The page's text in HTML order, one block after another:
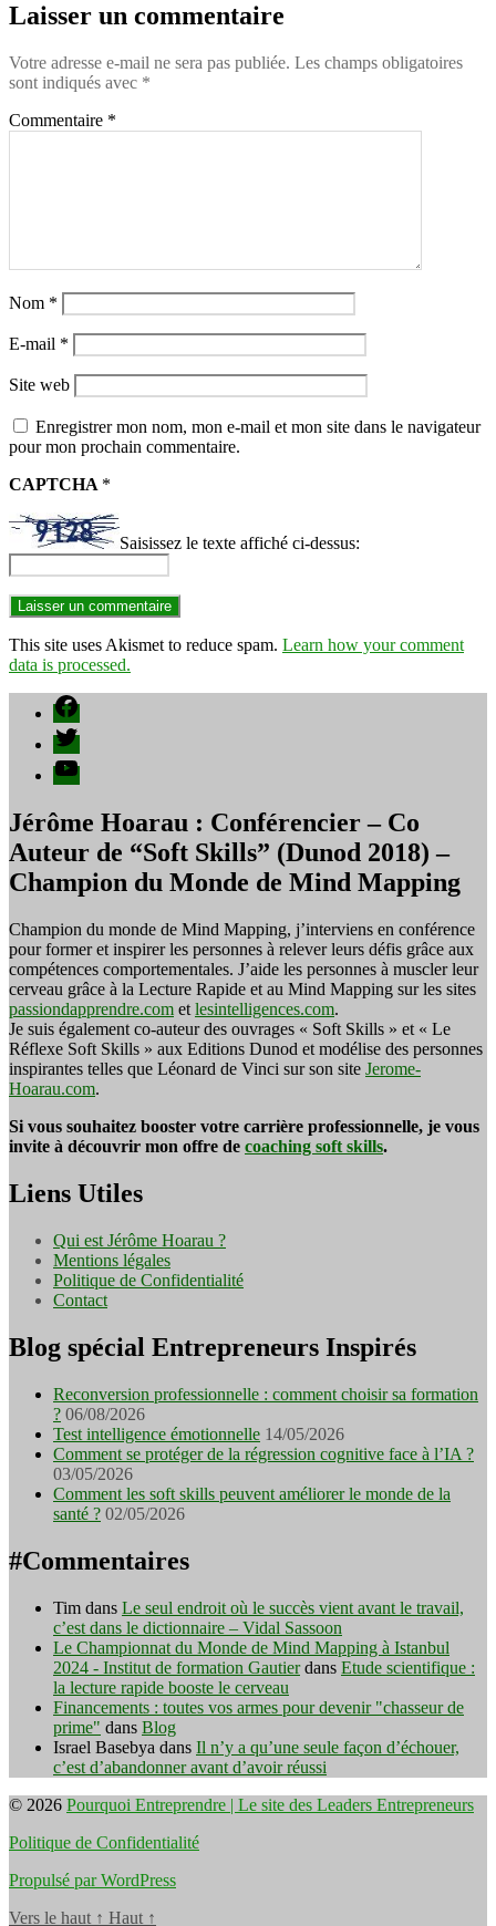
Laisser un commentaire
Votre adresse e-mail ne sera pas publiée. Les champs obligatoires
sont indiqués avec *
Commentaire *
Nom *
E-mail *
Site web
Enregistrer mon nom, mon e-mail et mon site dans le navigateur
pour mon prochain commentaire.
CAPTCHA *
Saisissez le texte affiché ci-dessus:
This site uses Akismet to reduce spam. Learn how your comment
data is processed.
Facebook
Twitter
YouTube
Jérôme Hoarau : Conférencier – Co
Auteur de “Soft Skills” (Dunod 2018) –
Champion du Monde de Mind Mapping
Champion du monde de Mind Mapping, j’interviens en conférence
pour former et inspirer les personnes à relever leurs défis grâce aux
compétences comportementales. J’aide les personnes à muscler leur
cerveau grâce à la Lecture Rapide et au Mind Mapping sur les sites
passiondapprendre.com et lesintelligences.com.
Je suis également co-auteur des ouvrages « Soft Skills » et « Le
Réflexe Soft Skills » aux Editions Dunod et modélise des personnes
inspirantes telles que Léonard de Vinci sur son site Jerome-
Hoarau.com.
Si vous souhaitez booster votre carrière professionnelle, je vous
invite à découvrir mon offre de coaching soft skills.
Liens Utiles
Qui est Jérôme Hoarau ?
Mentions légales
Politique de Confidentialité
Contact
Blog spécial Entrepreneurs Inspirés
Reconversion professionnelle : comment choisir sa formation
? 06/08/2026
Test intelligence émotionnelle 14/05/2026
Comment se protéger de la régression cognitive face à l’IA ?
03/05/2026
Comment les soft skills peuvent améliorer le monde de la
santé ? 02/05/2026
#Commentaires
Tim dans Le seul endroit où le succès vient avant le travail,
c’est dans le dictionnaire – Vidal Sassoon
Le Championnat du Monde de Mind Mapping à Istanbul
2024 - Institut de formation Gautierdans Etude scientifique :
la lecture rapide booste le cerveau
Financements : toutes vos armes pour devenir "chasseur de
prime" dans Blog
Israel Basebya dans Il n’y a qu’une seule façon d’échouer,
c’est d’abandonner avant d’avoir réussi
© 2026 Pourquoi Entreprendre | Le site des Leaders Entrepreneurs
Politique de Confidentialité
Propulsé par WordPress
Vers le haut ↑ Haut ↑